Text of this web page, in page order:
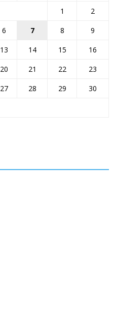
1
2
6 7 8
9
13 14 15
16
20 21 22
23
27 28 29
30